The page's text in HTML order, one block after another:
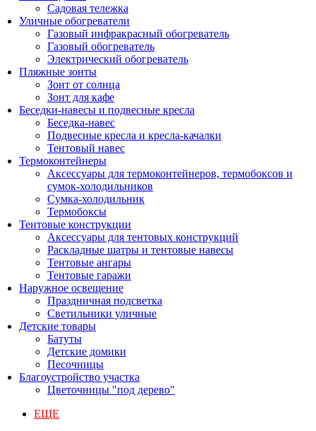
Садовая тележка
Уличные обогреватели
Газовый инфракрасный обогреватель
Газовый обогреватель
Электрический обогреватель
Пляжные зонты
Зонт от солнца
Зонт для кафе
Беседки-навесы и подвесные кресла
Беседка-навес
Подвесные кресла и кресла-качалки
Тентовый навес
Термоконтейнеры
Аксессуары для термоконтейнеров, термобоксов и
сумок-холодильников
Сумка-холодильник
Термобоксы
Тентовые конструкции
Аксессуары для тентовых конструкций
Раскладные шатры и тентовые навесы
Тентовые ангары
Тентовые гаражи
Наружное освещение
Праздничная подсветка
Светильники уличные
Детские товары
Батуты
Детские домики
Песочницы
Благоустройство участка
Цветочницы "под дерево"
ЕЩЕ